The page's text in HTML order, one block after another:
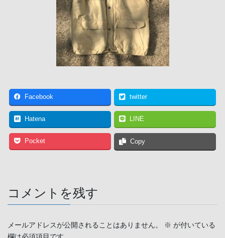
Facebook twitter
Hatena LINE
Pocket Copy
コメントを残す
メールアドレスが公開されることはありません。 ※ が付いている